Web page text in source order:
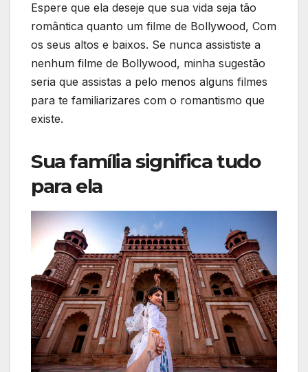
Espere que ela deseje que sua vida seja tão
romântica quanto um filme de Bollywood, Com
os seus altos e baixos. Se nunca assististe a
nenhum filme de Bollywood, minha sugestão
seria que assistas a pelo menos alguns filmes
para te familiarizares com o romantismo que
existe.
Sua família significa tudo
para ela